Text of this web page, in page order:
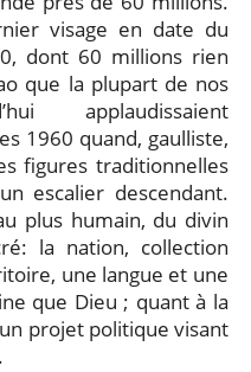
visage en date du
dont 60 millions rien
que la plupart de nos
applaudissaient
1960 quand, gaulliste,
figures traditionnelles
escalier descendant.
plus humain, du divin
la nation, collection
une langue et une
que Dieu ; quant à la
projet politique visant